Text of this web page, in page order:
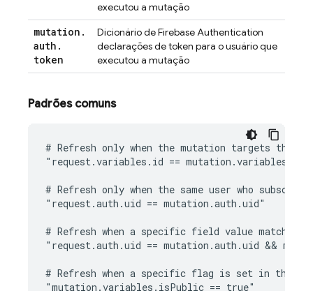
executou a mutação
mutation .
auth .
token
Dicionário deFirebase Authentication
declarações de token para o usuário que
executou a mutação
Padrões comuns
# Refresh only when the mutation targets the
"request.variables.id == mutation.variables.id"
# Refresh only when the same user who
"request.auth.uid == mutation.auth.uid"
# Refresh when a specific field value matches
"request.auth.uid == mutation.auth.uid &&
# Refresh when a specific flag is set in the